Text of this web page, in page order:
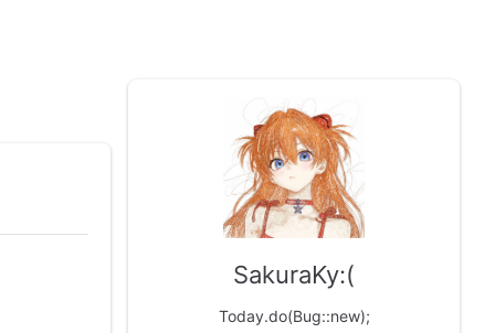
SakuraKy:(
Today.do(Bug::new);